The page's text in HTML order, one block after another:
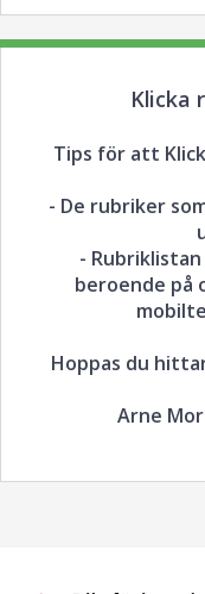
Klicka
Tips för att
- De rubriker
-
beroende på
Hoppas du
Arne